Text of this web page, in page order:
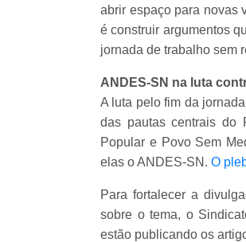
abrir espaço para novas
é construir argumentos
jornada de trabalho sem
ANDES-SN na luta
A luta pelo fim da
das pautas centrais do
Popular e Povo Sem
elas o ANDES-SN. O
Para fortalecer a
sobre o tema, o
estão publicando os